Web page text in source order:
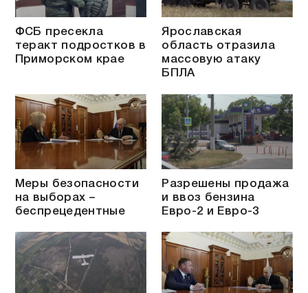
ФСБ пресекла
теракт подростков в
Приморском крае
Ярославская
область отразила
массовую атаку
БПЛА
Меры безопасности
на выборах –
беспрецедентные
Разрешены продажа
и ввоз бензина
Евро-2 и Евро-3